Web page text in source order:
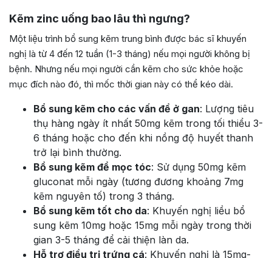
Kẽm zinc uống bao lâu thì ngưng?
Một liệu trình bổ sung kẽm trung bình được bác sĩ khuyến
nghị là từ 4 đến 12 tuần (1-3 tháng) nếu mọi người không bị
bệnh. Nhưng nếu mọi người cần kẽm cho sức khỏe hoặc
mục đích nào đó, thì mốc thời gian này có thể kéo dài.
Bổ sung kẽm cho các vấn đề ở gan: Lượng tiêu
thụ hàng ngày ít nhất 50mg kẽm trong tối thiểu 3-
6 tháng hoặc cho đến khi nồng độ huyết thanh
trở lại bình thường.
Bổ sung kẽm để mọc tóc: Sử dụng 50mg kẽm
gluconat mỗi ngày (tương đương khoảng 7mg
kẽm nguyên tố) trong 3 tháng.
Bổ sung kẽm tốt cho da: Khuyến nghị liều bổ
sung kẽm 10mg hoặc 15mg mỗi ngày trong thời
gian 3-5 tháng để cải thiện làn da.
Hỗ trợ điều trị trứng cá: Khuyến nghị là 15mg-